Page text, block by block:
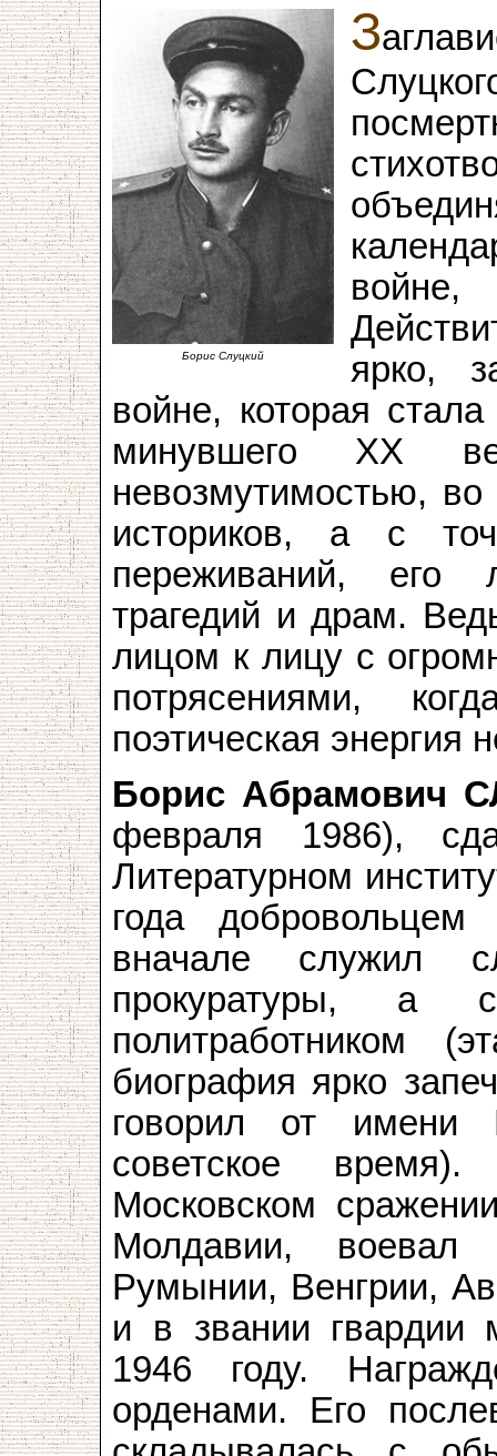
Борис Слуцкий
З
войне,
ярко,
войне, которая
минувшего ХХ
невозмутимостью,
историков, а с
переживаний, его
трагедий и драм.
лицом к лицу с
потрясениями,
поэтическая
Борис Абрамович
февраля 1986),
Литературном
года
вначале служил
прокуратуры, а
политработником
биография ярко
говорил от имени
советское
Московском
Молдавии, воевал
Румынии, Венгрии,
и в звании гвардии
1946 году.
орденами. Его